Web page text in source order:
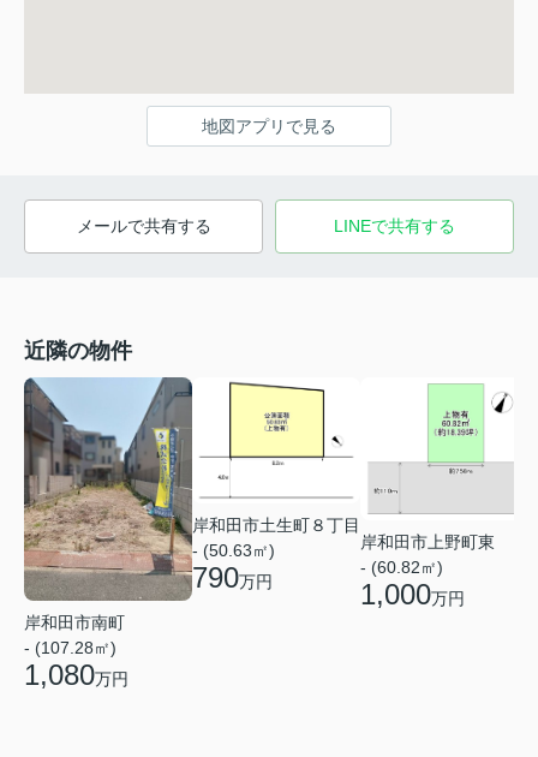
地図アプリで見る
メールで共有する LINEで共有する
近隣の物件
岸和田市南町
- (107.28㎡)
1,080万円
岸和田市土生町８丁目
- (50.63㎡)
790万円
岸和田市上野町東
- (60.82㎡)
1,000万円